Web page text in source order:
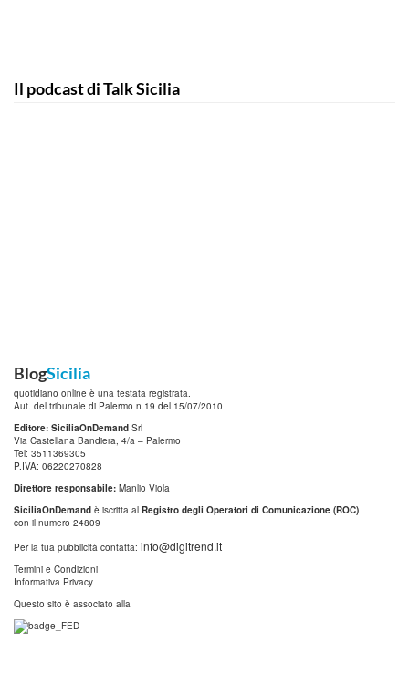
Il podcast di Talk Sicilia
BlogSicilia
quotidiano online è una testata registrata.
Aut. del tribunale di Palermo n.19 del 15/07/2010
Editore: SiciliaOnDemand Srl
Via Castellana Bandiera, 4/a – Palermo
Tel: 3511369305
P.IVA: 06220270828
Direttore responsabile: Manlio Viola
SiciliaOnDemand è iscritta al Registro degli Operatori di Comunicazione (ROC)
con il numero 24809
Per la tua pubblicità contatta: info@digitrend.it
Termini e Condizioni
Informativa Privacy
Questo sito è associato alla